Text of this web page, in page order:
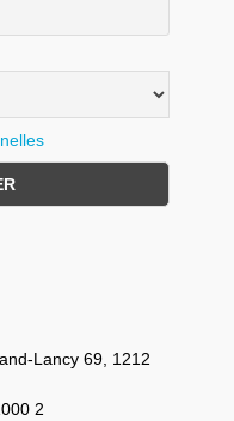
Lancy 69, 1212
2